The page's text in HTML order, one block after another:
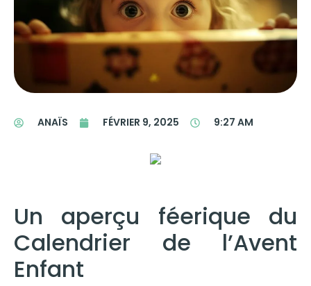
ANAÏS FÉVRIER 9, 2025 9:27 AM
Un aperçu féerique du
Calendrier de l’Avent
Enfant